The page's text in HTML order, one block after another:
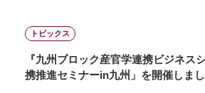
トピックス
『九州ブロック産官学連携ビジネス
携推進セミナーin九州」を開催しま